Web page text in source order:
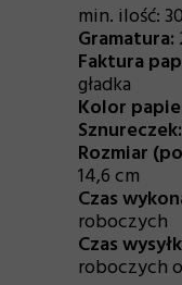
min. ilość:
Gramatura:
Faktura
gładka
Kolor
Sznureczek:
Rozmiar
14,6 cm
Czas
roboczych
Czas
roboczych